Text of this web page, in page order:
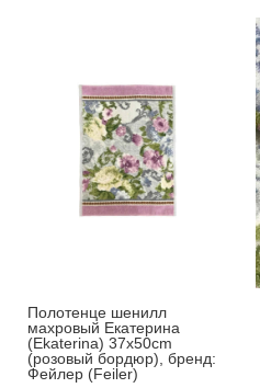
Полотенце шенилл
махровый Екатерина
(Ekaterina) 37x50cm
(розовый бордюр), бренд:
Фейлер (Feiler)